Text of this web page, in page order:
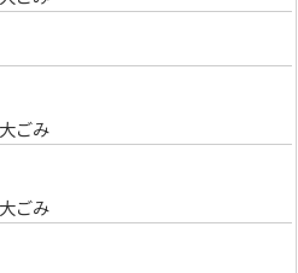
ごみ
ごみ